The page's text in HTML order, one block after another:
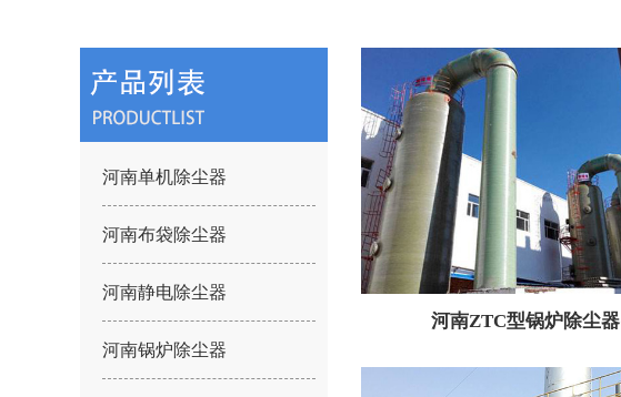
河南单机除尘器
河南布袋除尘器
河南静电除尘器
河南锅炉除尘器
河南ZTC型锅炉除尘器